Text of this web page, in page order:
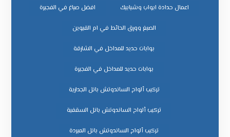
اعمال حدادة ابواب وشبابيك افضل صباغ في الفجيرة
الصبغ وورق الحائط في ام القيوين
بوابات حديد للمداخل في الشارقة
بوابات حديد للمداخل في الفجيرة
تركيب ألواح الساندوتش بانل الجدارية
تركيب ألواح الساندوتش بانل السقفية
تركيب ألواح الساندوتش بانل المبردة